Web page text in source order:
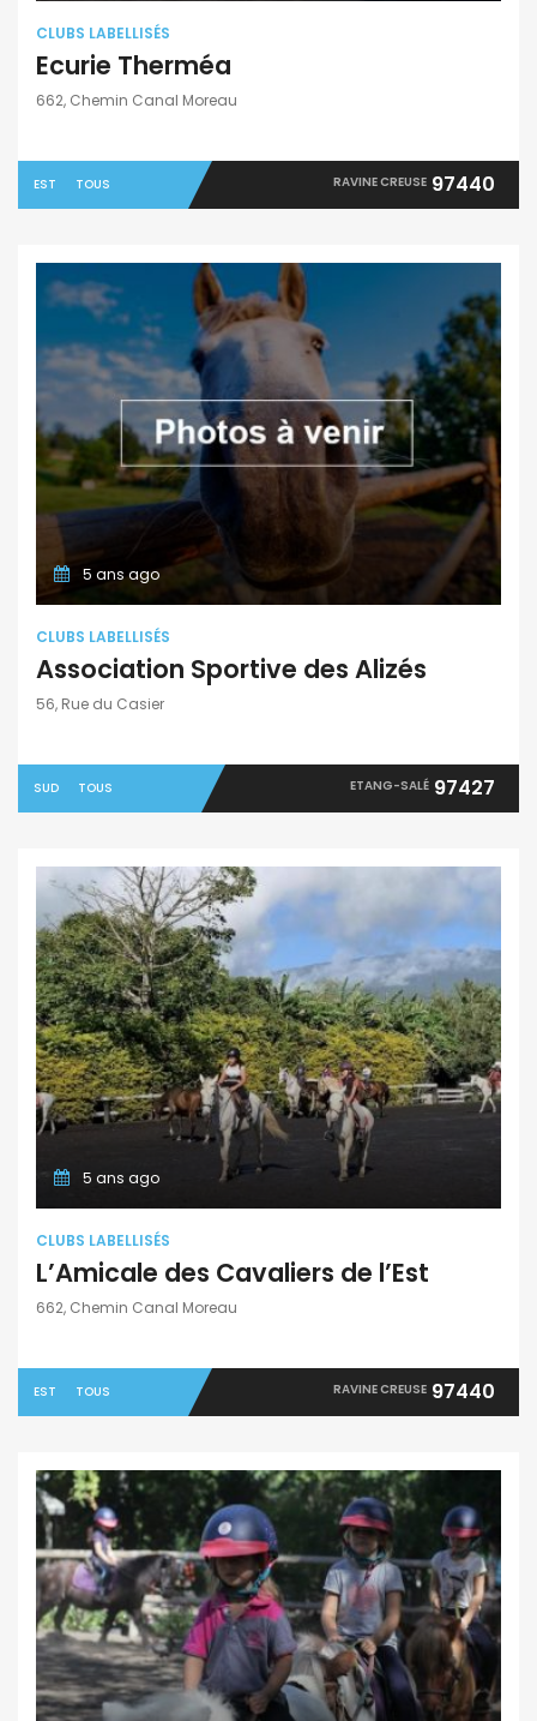
CLUBS LABELLISÉS
Ecurie Therméa
662, Chemin Canal Moreau
EST TOUS RAVINE CREUSE 97440
5 ans ago
CLUBS LABELLISÉS
Association Sportive des Alizés
56, Rue du Casier
SUD TOUS ETANG-SALÉ 97427
5 ans ago
CLUBS LABELLISÉS
L’Amicale des Cavaliers de l’Est
662, Chemin Canal Moreau
EST TOUS RAVINE CREUSE 97440